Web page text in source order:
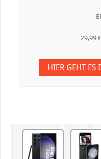
29,99
HIER GEHT